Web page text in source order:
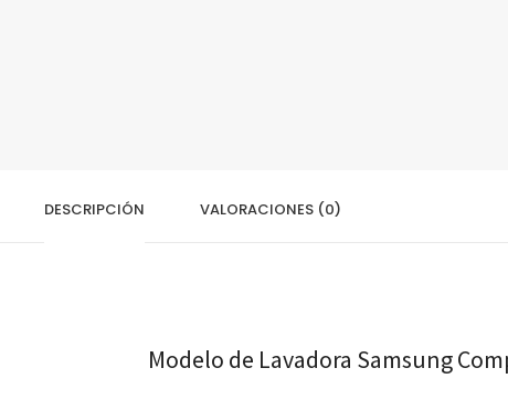
DESCRIPCIÓN VALORACIONES (0)
Modelo de Lavadora Samsung